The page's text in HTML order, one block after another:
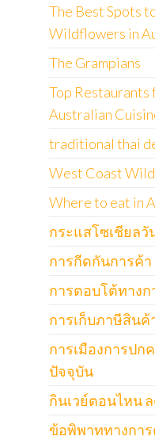
The Best Spots
Wildflowers in
The Grampians
Top
Australian
traditional thai
West Coast
Where to eat in
กระแสโซเชียลวั
การกีดกันการค้า
การตอบโต้ทางก
การเก็บภาษีสินค้
การเมืองการปก
ปัจจุบัน
กินเวย์ตอนไหน
ข้อพิพาททางกา